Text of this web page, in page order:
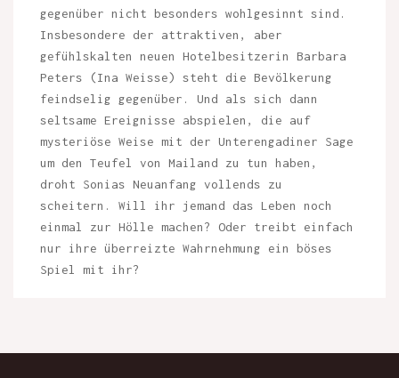
gegenüber nicht besonders wohlgesinnt sind.
Insbesondere der attraktiven, aber
gefühlskalten neuen Hotelbesitzerin Barbara
Peters (Ina Weisse) steht die Bevölkerung
feindselig gegenüber. Und als sich dann
seltsame Ereignisse abspielen, die auf
mysteriöse Weise mit der Unterengadiner Sage
um den Teufel von Mailand zu tun haben,
droht Sonias Neuanfang vollends zu
scheitern. Will ihr jemand das Leben noch
einmal zur Hölle machen? Oder treibt einfach
nur ihre überreizte Wahrnehmung ein böses
Spiel mit ihr?